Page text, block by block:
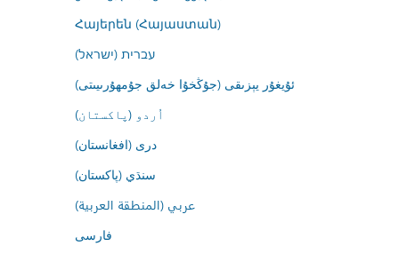
Հայերեն (Հայաստան)
עברית (ישראל)
ئۇيغۇر يېزىقى (جۇڭخۇا خەلق جۇمھۇرىيىتى)
اُردو (پاکستان)
درى (افغانستان)
سنڌي (پاکستان)
عربي (المنطقة العربية)
فارسى